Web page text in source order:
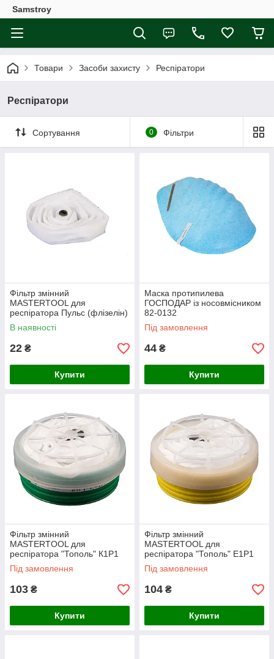
Samstroy
Товари Засоби захисту Респіратори
Респіратори
Сортування 0 Фільтри
Фільтр змінний
MASTERTOOL для
респіратора Пульс (флізелін)
82-0148
В наявності
22 ₴
Купити
Маска протипилева
ГОСПОДАР із носовмісником
82-0132
Під замовлення
44 ₴
Купити
Фільтр змінний
MASTERTOOL для
респіратора "Тополь" К1Р1
82-0152
Під замовлення
103 ₴
Купити
Фільтр змінний
MASTERTOOL для
респіратора "Тополь" Е1Р1
82-0151
Під замовлення
104 ₴
Купити